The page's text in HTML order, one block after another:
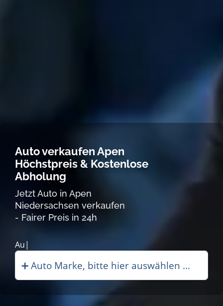
Auto verkaufen Apen
Höchstpreis & Kostenlose
Abholung
Jetzt Auto in Apen
Niedersachsen verkaufen
- Fairer Preis in 24h
Autoankauf |